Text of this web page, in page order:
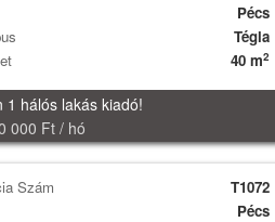
1 hálós lakás kiadó!
000 Ft / hó
Pécs
Tégla
40 m2
Szám
T1072
Pécs